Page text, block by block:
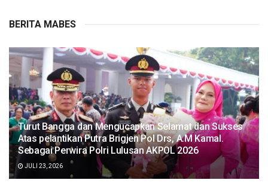
BERITA MABES
Turut Bangga dan Mengucapkan Selamat dan Sukses
Atas pelantikan Putra Brigjen Pol Drs, A.M Kamal.
Sebagai Perwira Polri Lulusan AKPOL 2026
JULI 23, 2026